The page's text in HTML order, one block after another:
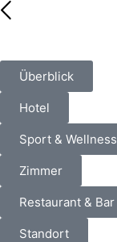
Überblick
Hotel
Sport & Wellness
Zimmer
Restaurant & Bar
Standort